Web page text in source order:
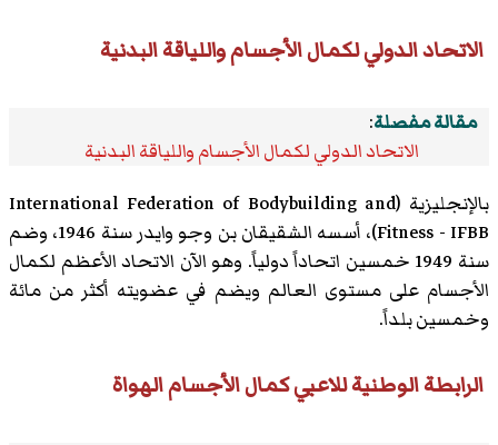
الاتحاد الدولي لكمال الأجسام واللياقة البدنية
مقالة مفصلة:
الاتحاد الدولي لكمال الأجسام واللياقة البدنية
بالإنجليزية (International Federation of Bodybuilding and
Fitness - IFBB)، أسسه الشقيقان بن وجو وايدر سنة 1946، وضم
سنة 1949 خمسين اتحاداً دولياً. وهو الآن الاتحاد الأعظم لكمال
الأجسام على مستوى العالم ويضم في عضويته أكثر من مائة
وخمسين بلداً.
الرابطة الوطنية للاعبي كمال الأجسام الهواة